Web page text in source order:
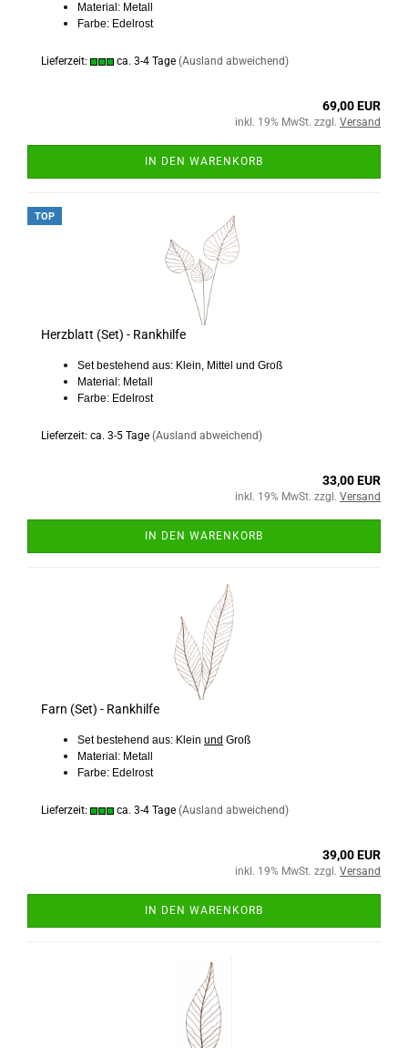
Material: Metall
Farbe: Edelrost
Lieferzeit: ca. 3-4 Tage (Ausland abweichend)
69,00 EUR
inkl. 19% MwSt. zzgl. Versand
IN DEN WARENKORB
TOP
Herzblatt (Set) - Rankhilfe
Set bestehend aus: Klein, Mittel und Groß
Material: Metall
Farbe: Edelrost
Lieferzeit: ca. 3-5 Tage (Ausland abweichend)
33,00 EUR
inkl. 19% MwSt. zzgl. Versand
IN DEN WARENKORB
Farn (Set) - Rankhilfe
Set bestehend aus: Klein und Groß
Material: Metall
Farbe: Edelrost
Lieferzeit: ca. 3-4 Tage (Ausland abweichend)
39,00 EUR
inkl. 19% MwSt. zzgl. Versand
IN DEN WARENKORB